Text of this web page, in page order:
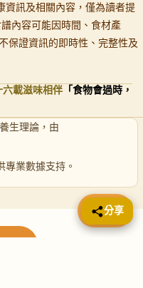
資訊及相關內容，僅為讀者提
內容可能因時間、食材產
保證資訊的即時性、完整性及
六載滋味相伴 「食物會過時，
生理論，由
專業數據支持。
📤 分享
分享